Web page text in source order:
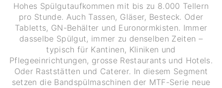
Hohes Spülgutaufkommen mit bis zu 8.000 Tellern
pro Stunde. Auch Tassen, Gläser, Besteck. Oder
Tabletts, GN-Behälter und Euronormkisten. Immer
dasselbe Spülgut, immer zu denselben Zeiten –
typisch für Kantinen, Kliniken und
Pflegeeinrichtungen, grosse Restaurants und Hotels.
Oder Raststätten und Caterer. In diesem Segment
setzen die Bandspülmaschinen der MTF-Serie neue